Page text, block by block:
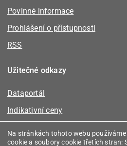
Povinné informace
Prohlášení o přístupnosti
RSS
Užitečné odkazy
Dataportál
Indikativní ceny
Na stránkách tohoto webu
cookie a soubory cookie třetích stran: